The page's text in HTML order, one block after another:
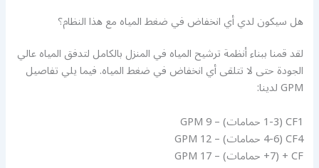
هل سيكون لدي أي انخفاض في ضغط المياه مع هذا النظام؟
لقد قمنا ببناء أنظمة ترشيح المياه في المنزل بالكامل لتدفق المياه عالي
الجودة حتى لا تتلقى أي انخفاض في ضغط المياه. فيما يلي تفاصيل
GPM لدينا:
CF1 (1-3 حمامات) – 9 GPM
CF4 (4-6 حمامات) – 12 GPM
CF + (7+ حمامات) – 17 GPM